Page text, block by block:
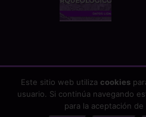
Copyright 2026 - TYC GIS
Este sitio web utiliza cookies
usuario. Si continúa navegando
para la aceptación de